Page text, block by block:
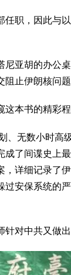
职，因此与
亚胡的办公
止伊朗核问
本书的精彩程
、无数小时高
了间谍史上
详细记录了
安保系统的
对中共又做